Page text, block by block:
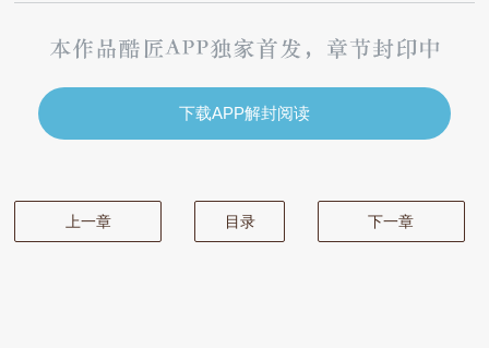
下载APP解封阅读
上一章 目录 下一章